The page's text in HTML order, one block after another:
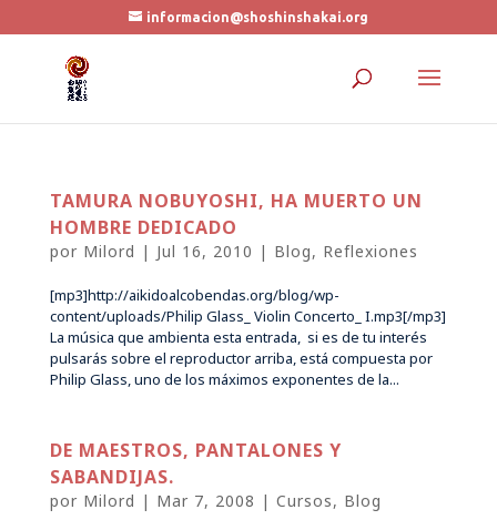
informacion@shoshinshakai.org
TAMURA NOBUYOSHI, HA MUERTO UN
HOMBRE DEDICADO
por Milord | Jul 16, 2010 | Blog, Reflexiones
[mp3]http://aikidoalcobendas.org/blog/wp-
content/uploads/Philip Glass_ Violin Concerto_ I.mp3[/mp3]
La música que ambienta esta entrada, si es de tu interés
pulsarás sobre el reproductor arriba, está compuesta por
Philip Glass, uno de los máximos exponentes de la...
DE MAESTROS, PANTALONES Y
SABANDIJAS.
por Milord | Mar 7, 2008 | Cursos, Blog